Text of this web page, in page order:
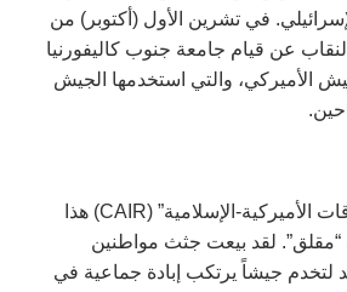
في تشرين الأول (أكتوبر) من
عن قيام جامعة جنوب كاليفورنيا
للجيش الأميركي، والتي استخدمها الجيش
وقد أدان “مجلس العلاقات الأميركية-الإسلامية” (CAIR) هذا
“مقلق”. لقد بيعت جثث مواطنين
لتخدم جيشاً يرتكب إبادة جماعية في